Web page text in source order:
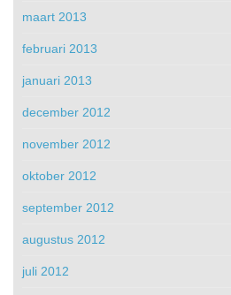
maart 2013
februari 2013
januari 2013
december 2012
november 2012
oktober 2012
september 2012
augustus 2012
juli 2012